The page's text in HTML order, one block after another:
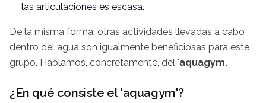
las articulaciones es escasa.
De la misma forma, otras actividades llevadas a cabo
dentro del agua son igualmente beneficiosas para este
grupo. Hablamos, concretamente, del 'aquagym'.
¿En qué consiste el 'aquagym'?